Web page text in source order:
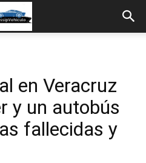
en Veracruz
y un autobús
fallecidas y